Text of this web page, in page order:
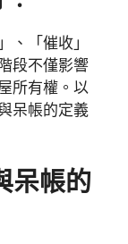
、「催收」
段不僅影響
所有權。以
呆帳的定義
呆帳的